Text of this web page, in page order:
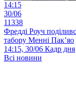
14:15
30/06
11338
Фредді Роуч
табору Менні Пак’яо
14:15, 30/06 Кадр дня
Всі новини